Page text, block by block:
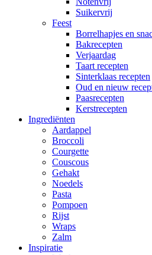
Suikervrij
Feest
Borrelhapjes en
Bakrecepten
Verjaardag
Taart recepten
Sinterklaas recepten
Oud en nieuw
Paasrecepten
Kerstrecepten
Ingrediënten
Aardappel
Broccoli
Courgette
Couscous
Gehakt
Noedels
Pasta
Pompoen
Rijst
Wraps
Zalm
Inspiratie